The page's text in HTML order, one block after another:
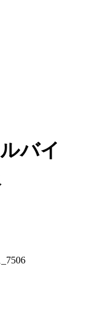
バイ